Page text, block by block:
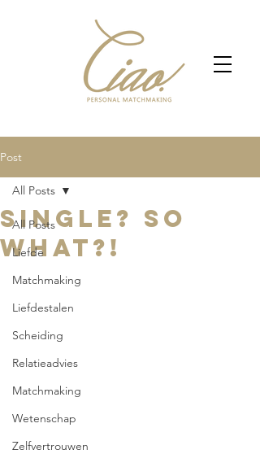
Post
All Posts
Liefde
Matchmaking
Liefdestalen
Scheiding
Relatieadvies
Matchmaking
Wetenschap
Zelfvertrouwen
All Posts
Single? So
what?!